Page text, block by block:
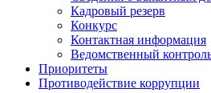
Кадровый резерв
Конкурс
Контактная информация
Ведомственный
Приоритеты
Противодействие коррупции